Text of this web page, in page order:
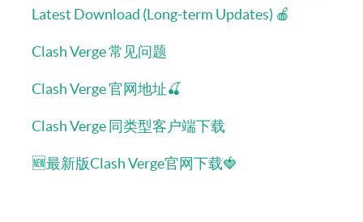
Latest Download (Long-term Updates) 🍎
Clash Verge 常见问题
Clash Verge 官网地址🍒
Clash Verge 同类型客户端下载
🆕最新版Clash Verge官网下载🍓